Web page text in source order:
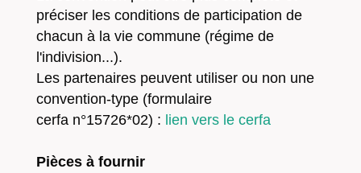
préciser les conditions de participation de
chacun à la vie commune (régime de
l'indivision...).
Les partenaires peuvent utiliser ou non une
convention-type (formulaire
cerfa n°15726*02) : lien vers le cerfa
Pièces à fournir